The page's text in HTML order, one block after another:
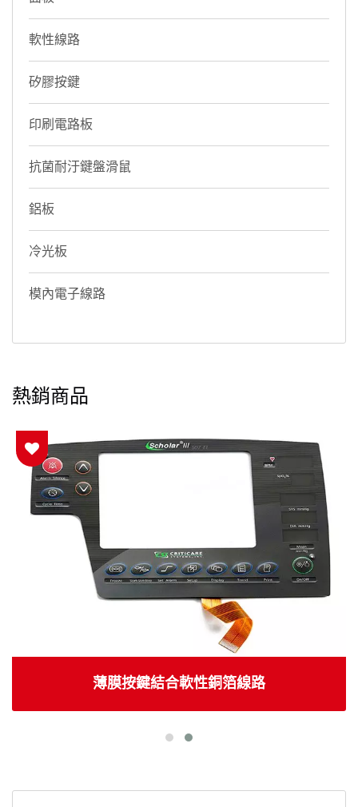
軟性線路
矽膠按鍵
印刷電路板
抗菌耐汙鍵盤滑鼠
鋁板
冷光板
模內電子線路
熱銷商品
薄膜按鍵結合軟性銅箔線路